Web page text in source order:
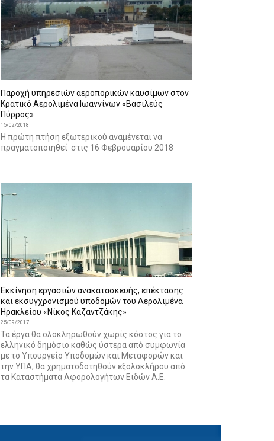
Παροχή υπηρεσιών αεροπορικών καυσίμων στον
Κρατικό Αερολιμένα Ιωαννίνων «Βασιλεύς
Πύρρος»
15/02/2018
Η πρώτη πτήση εξωτερικού αναμένεται να
πραγματοποιηθεί στις 16 Φεβρουαρίου 2018
Εκκίνηση εργασιών ανακατασκευής, επέκτασης
και εκσυγχρονισμού υποδομών του Αερολιμένα
Ηρακλείου «Νίκος Καζαντζάκης»
25/09/2017
Τα έργα θα ολοκληρωθούν χωρίς κόστος για το
ελληνικό δημόσιο καθώς ύστερα από συμφωνία
με το Υπουργείο Υποδομών και Μεταφορών και
την ΥΠΑ, θα χρηματοδοτηθούν εξολοκλήρου από
τα Καταστήματα Αφορολογήτων Ειδών Α.Ε.